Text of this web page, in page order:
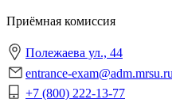
Приёмная комиссия
Полежаева ул., 44
entrance-exam@adm.mrsu.ru
+7 (800) 222-13-77